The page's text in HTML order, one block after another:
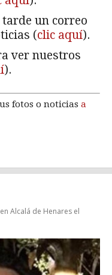
tarde un correo
(clic aquí).
ver nuestros
).
fotos o noticias a